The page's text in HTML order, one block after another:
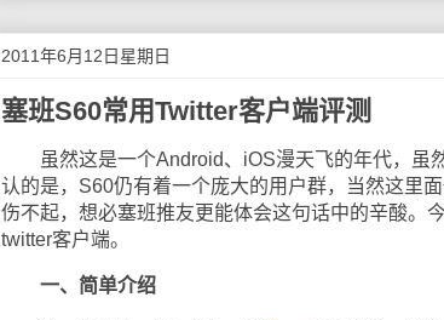
2011年6月12日星期日
塞班S60常用Twitter客户端评测
虽然这是一个Android、iOS漫天飞的年代，虽
认的是，S60仍有着一个庞大的用户群，当然这里
伤不起，想必塞班推友更能体会这句话中的辛酸。
twitter客户端。
一、简单介绍